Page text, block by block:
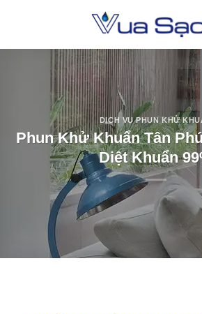
DỊCH VỤ PHUN KHỬ
Phun Khử Khuẩn Tân
Diệt Khuẩn